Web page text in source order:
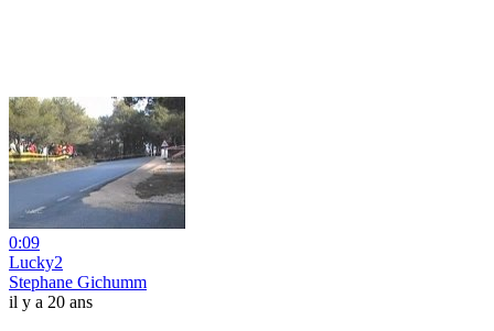
0:09
Lucky2
Stephane Gichumm
il y a 20 ans